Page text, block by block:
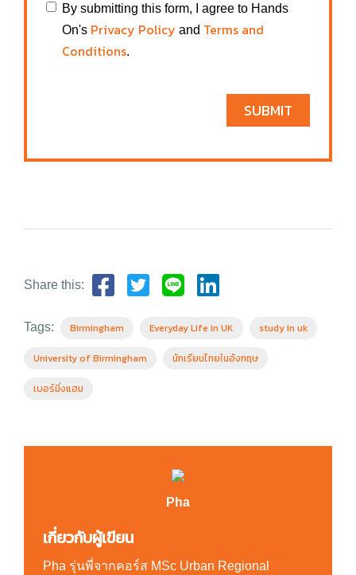
By submitting this form, I agree to Hands
On's Privacy Policy and Terms and
Conditions.
SUBMIT
Share this:
Tags: Birmingham Everyday Life in UK study in uk
University of Birmingham นักเรียนไทยในอังกฤษ
เบอร์มิ่งแฮม
Pha
เกี่ยวกับผู้เขียน
Pha รุ่นพี่จากคอร์ส MSc Urban Regional